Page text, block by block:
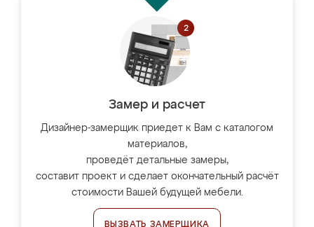
Замер и расчет
Дизайнер-замерщик приедет к Вам с каталогом
материалов,
проведёт детальные замеры,
составит проект и сделает окончательный расчёт
стоимости Вашей будущей мебели.
ВЫЗВАТЬ ЗАМЕРЩИКА